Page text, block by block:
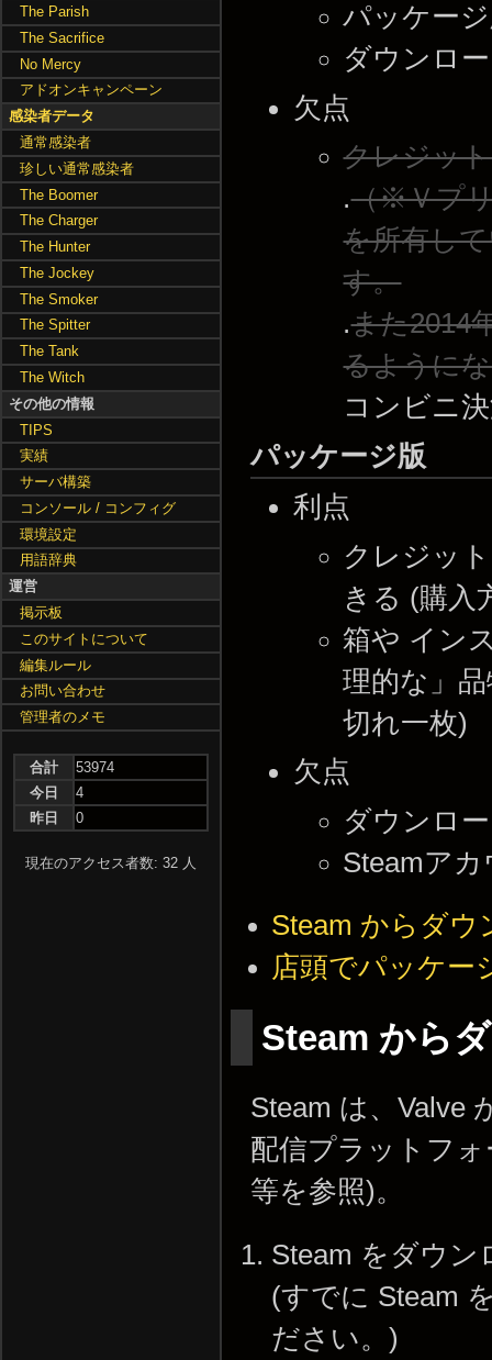
パッケー
ダウンロ
欠点
クレジッ
.（※Ｖプ
を所有し
す。
.また2014
るように
コンビニ
パッケージ版
利点
クレジッ
きる (購入
箱や イン
理的な」
切れ一枚)
欠点
ダウンロ
Steamア
Steam からダウ
店頭でパッケー
Steam から
Steam は、Valve
配信プラットフ
等を参照)。
Steam をダウン
(すでに Steam
ださい。)
The Parish
The Sacrifice
No Mercy
アドオンキャンペーン
感染者データ
通常感染者
珍しい通常感染者
The Boomer
The Charger
The Hunter
The Jockey
The Smoker
The Spitter
The Tank
The Witch
その他の情報
TIPS
実績
サーバ構築
コンソール / コンフィグ
環境設定
用語辞典
運営
掲示板
このサイトについて
編集ルール
お問い合わせ
管理者のメモ
合計
53974
今日
4
昨日
0
現在のアクセス者数: 32 人